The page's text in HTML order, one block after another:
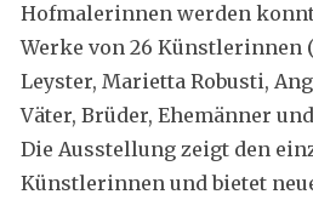
Hofmalerinnen werden
Werke von 26 Künstlerinnen
Leyster, Marietta Robusti,
Väter, Brüder, Ehemänner
Die Ausstellung zeigt den
Künstlerinnen und bietet